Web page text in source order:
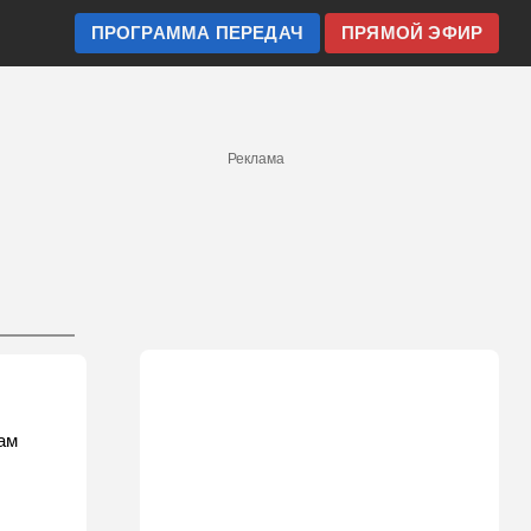
ПРЯМОЙ ЭФИР
ПРОГРАММА ПЕРЕДАЧ
Реклама